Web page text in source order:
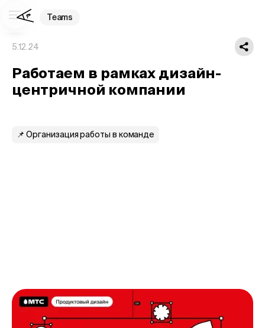
Teams
5.12.24
Работаем в рамках дизайн-
центричной компании
📌 Организация работы в команде